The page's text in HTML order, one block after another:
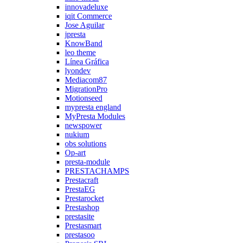
innovadeluxe
iqit Commerce
Jose Aguilar
jpresta
KnowBand
leo theme
Línea Gráfica
lyondev
Mediacom87
MigrationPro
Motionseed
mypresta england
MyPresta Modules
newspower
nukium
obs solutions
Op-art
presta-module
PRESTACHAMPS
Prestacraft
PrestaEG
Prestarocket
Prestashop
prestasite
Prestasmart
prestasoo